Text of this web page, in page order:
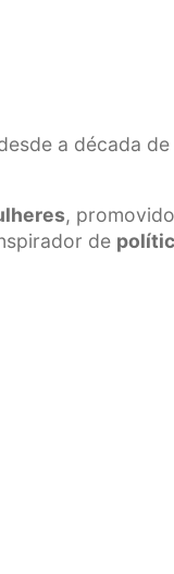
a década
,
de